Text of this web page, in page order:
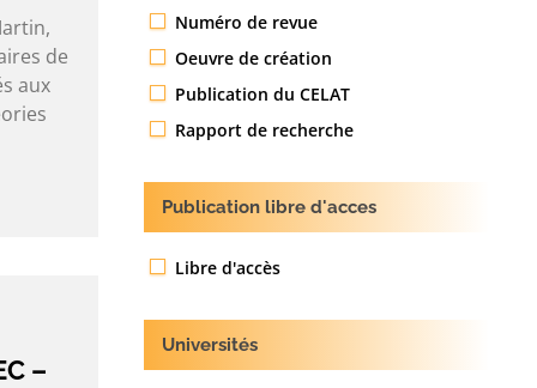
de
aux
–
Numéro de revue
Oeuvre de création
Publication du CELAT
Rapport de recherche
Publication libre d'acces
Libre d'accès
Universités